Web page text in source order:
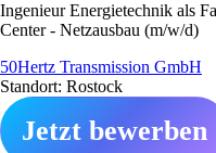
Ingenieur Energietechnik als
Center - Netzausbau (m/w/d)
50Hertz Transmission GmbH
Standort: Rostock
Jetzt bewerben